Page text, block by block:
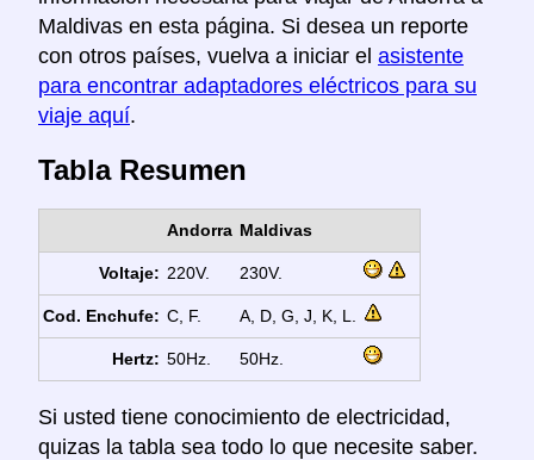
Maldivas en esta página. Si desea un reporte
con otros países, vuelva a iniciar el asistente
para encontrar adaptadores eléctricos para su
viaje aquí.
Tabla Resumen
Andorra Maldivas
Voltaje: 220V. 230V.
Cod. Enchufe: C, F. A, D, G, J, K, L.
Hertz: 50Hz. 50Hz.
Si usted tiene conocimiento de electricidad,
quizas la tabla sea todo lo que necesite saber.